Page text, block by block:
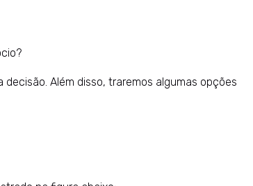
Além disso, traremos algumas opções